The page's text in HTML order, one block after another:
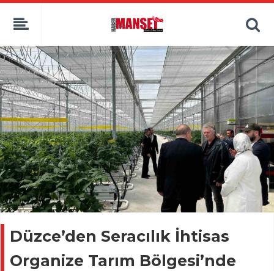
Düzce’den Seracılık İhtisas
Organize Tarım Bölgesi’nde